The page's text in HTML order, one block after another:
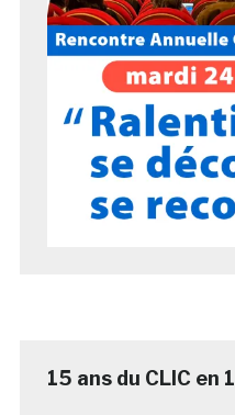
15 ans du CLIC en